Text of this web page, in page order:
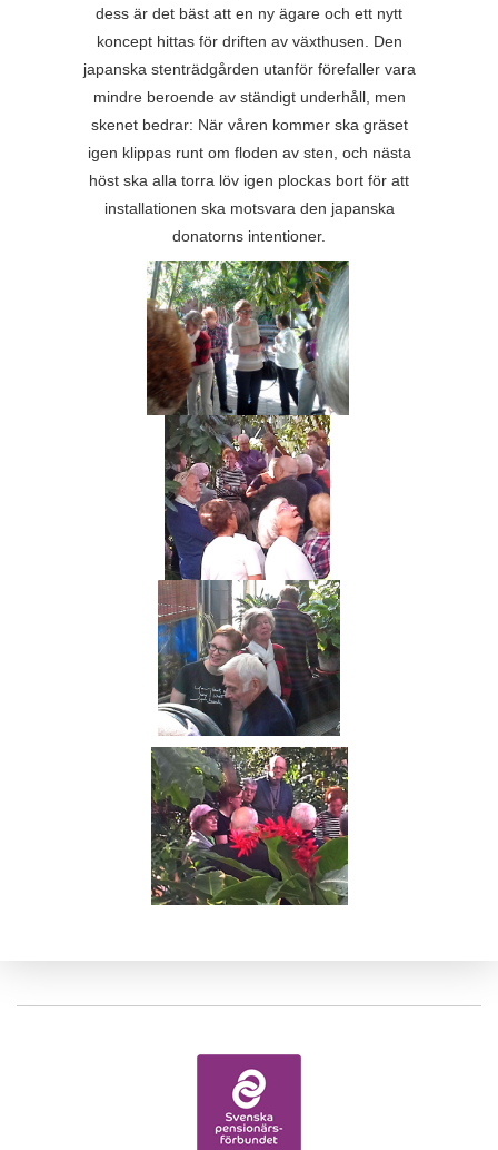
dess är det bäst att en ny ägare och ett nytt
koncept hittas för driften av växthusen. Den
japanska stenträdgården utanför förefaller vara
mindre beroende av ständigt underhåll, men
skenet bedrar: När våren kommer ska gräset
igen klippas runt om floden av sten, och nästa
höst ska alla torra löv igen plockas bort för att
installationen ska motsvara den japanska
donatorns intentioner.